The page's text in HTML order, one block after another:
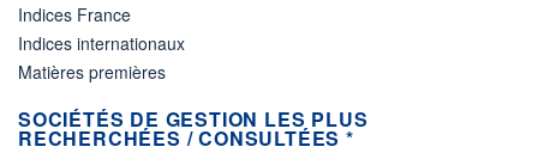
Indices France
Indices internationaux
Matières premières
SOCIÉTÉS DE GESTION LES PLUS
RECHERCHÉES / CONSULTÉES *